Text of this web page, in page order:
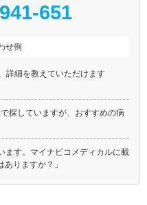
651
せ例
詳細を教えていただけます
探していますが、おすすめの病
ます。マイナビコメディカルに載
りますか？」